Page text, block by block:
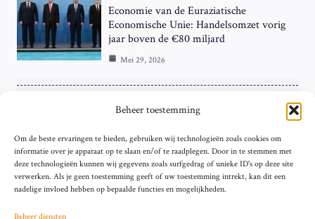
Beheer toestemming
Om de beste ervaringen te bieden, gebruiken wij technologieën zoals cookies om
informatie over je apparaat op te slaan en/of te raadplegen. Door in te stemmen met
deze technologieën kunnen wij gegevens zoals surfgedrag of unieke ID's op deze site
verwerken. Als je geen toestemming geeft of uw toestemming intrekt, kan dit een
nadelige invloed hebben op bepaalde functies en mogelijkheden.
Beheer diensten
Economie van de Euraziatische
Economische Unie: Handelsomzet vorig
jaar boven de €80 miljard
Mei 29, 2026
ZAKELIJK
Hardnekkige Inflatie bij de ‘Grote Vier’
van de Eurozone
Mei 29, 2026